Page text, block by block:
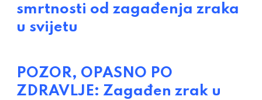
smrtnosti od zagađenja zraka
u svijetu
POZOR, OPASNO PO
ZDRAVLJE: Zagađen zrak u